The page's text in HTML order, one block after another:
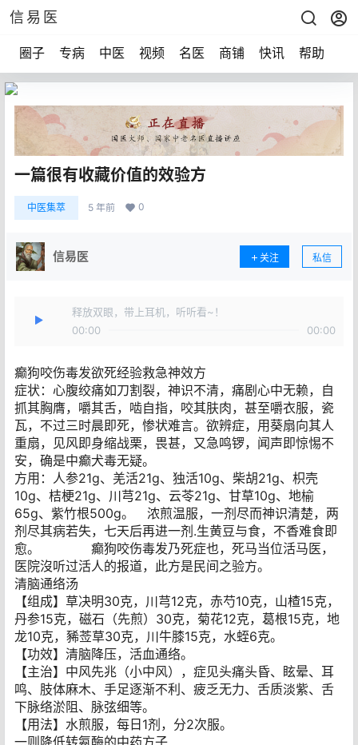
信易医
圈子 专病 中医 视频 名医 商铺 快讯 帮助
一篇很有收藏价值的效验方
中医集萃 5 年前 0
信易医 关注 私信
释放双眼，带上耳机，听听看~！
00:00
00:00
癫狗咬伤毒发欲死经验救急神效方
症状：心腹绞痛如刀割裂，神识不清，痛剧心中无赖，自
抓其胸膺，嚼其舌，啮自指，咬其肤肉，甚至嚼衣服，瓷
瓦，不过三时晨即死，惨状难言。欲辨症，用葵扇向其人
重扇，见风即身缩战栗，畏甚，又急鸣锣，闻声即惊惕不
安，确是中癫犬毒无疑。
方用：人参21g、羌活21g、独活10g、柴胡21g、枳壳
10g、桔梗21g、川芎21g、云苓21g、甘草10g、地榆
65g、紫竹根500g。 浓煎温服，一剂尽而神识清楚，两
剂尽其病若失，七天后再进一剂.生黄豆与食，不香难食即
愈。 癫狗咬伤毒发乃死症也，死马当位活马医，
医院沒听过活人的报道，此方是民间之验方。
清脑通络汤
【组成】草决明30克，川芎12克，赤芍10克，山楂15克，
丹参15克，磁石（先煎）30克，菊花12克，葛根15克，地
龙10克，豨莶草30克，川牛膝15克，水蛭6克。
【功效】清脑降压，活血通络。
【主治】中风先兆（小中风），症见头痛头昏、眩晕、耳
鸣、肢体麻木、手足逐渐不利、疲乏无力、舌质淡紫、舌
下脉络淤阻、脉弦细等。
【用法】水煎服，每日1剂，分2次服。
一则降低转氨酶的中药方子